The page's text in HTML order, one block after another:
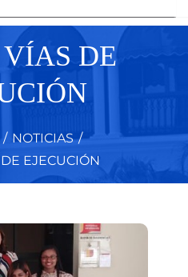
VÍAS DE
/ NOTICIAS /
EJECUCIÓN